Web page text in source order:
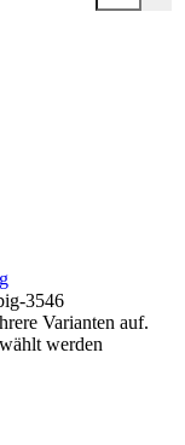
Varianten auf.
werden